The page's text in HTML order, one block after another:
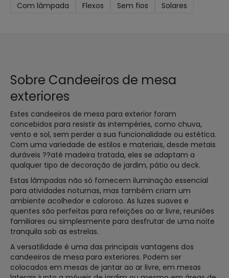
Com lâmpada
Flexos Sem fios Solares
Sobre Candeeiros de mesa
exteriores
Estes candeeiros de mesa para exterior foram
concebidos para resistir às intempéries, como chuva,
vento e sol, sem perder a sua funcionalidade ou estética.
Com uma variedade de estilos e materiais, desde metais
duráveis ??até madeira tratada, eles se adaptam a
qualquer tipo de decoração de jardim, pátio ou deck.
Estas lâmpadas não só fornecem iluminação essencial
para atividades noturnas, mas também criam um
ambiente acolhedor e caloroso. As luzes suaves e
quentes são perfeitas para refeições ao ar livre, reuniões
familiares ou simplesmente para desfrutar de uma noite
tranquila sob as estrelas.
A versatilidade é uma das principais vantagens dos
candeeiros de mesa para exteriores. Podem ser
colocados em mesas de jantar ao ar livre, em mesas